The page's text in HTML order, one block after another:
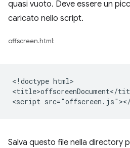
quasi vuoto. Deve essere un
caricato nello script.
offscreen.html:
<!doctype html>
<title>offscreenDocument</
Salva questo file nella directory